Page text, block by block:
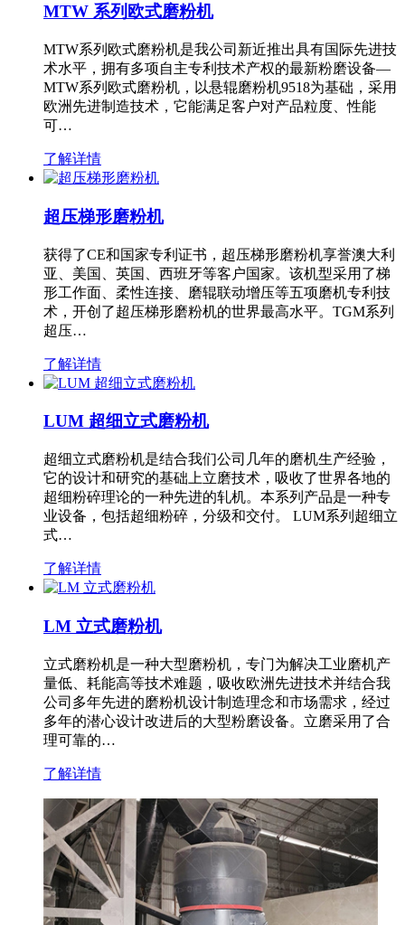
MTW 系列欧式磨粉机
MTW系列欧式磨粉机是我公司新近推出具有国际先进技
术水平，拥有多项自主专利技术产权的最新粉磨设备—
MTW系列欧式磨粉机，以悬辊磨粉机9518为基础，采用
欧洲先进制造技术，它能满足客户对产品粒度、性能
可…
了解详情
超压梯形磨粉机
获得了CE和国家专利证书，超压梯形磨粉机享誉澳大利
亚、美国、英国、西班牙等客户国家。该机型采用了梯
形工作面、柔性连接、磨辊联动增压等五项磨机专利技
术，开创了超压梯形磨粉机的世界最高水平。TGM系列
超压…
了解详情
LUM 超细立式磨粉机
超细立式磨粉机是结合我们公司几年的磨机生产经验，
它的设计和研究的基础上立磨技术，吸收了世界各地的
超细粉碎理论的一种先进的轧机。本系列产品是一种专
业设备，包括超细粉碎，分级和交付。 LUM系列超细立
式…
了解详情
LM 立式磨粉机
立式磨粉机是一种大型磨粉机，专门为解决工业磨机产
量低、耗能高等技术难题，吸收欧洲先进技术并结合我
公司多年先进的磨粉机设计制造理念和市场需求，经过
多年的潜心设计改进后的大型粉磨设备。立磨采用了合
理可靠的…
了解详情